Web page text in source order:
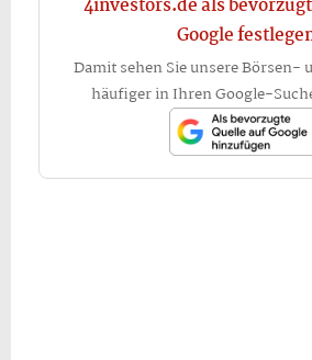
4investors.de als
Google
Damit sehen Sie unsere Börsen-
häufiger in Ihren Google-